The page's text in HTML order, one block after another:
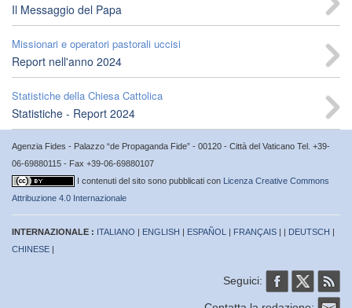
Il Messaggio del Papa
Missionari e operatori pastorali uccisi
Report nell'anno 2024
Statistiche della Chiesa Cattolica
Statistiche - Report 2024
Agenzia Fides - Palazzo “de Propaganda Fide” - 00120 - Città del Vaticano Tel. +39-
06-69880115 - Fax +39-06-69880107
I contenuti del sito sono pubblicati con Licenza Creative Commons
Attribuzione 4.0 Internazionale
INTERNAZIONALE : ITALIANO | ENGLISH | ESPAÑOL | FRANÇAIS | | DEUTSCH |
CHINESE |
Seguici: